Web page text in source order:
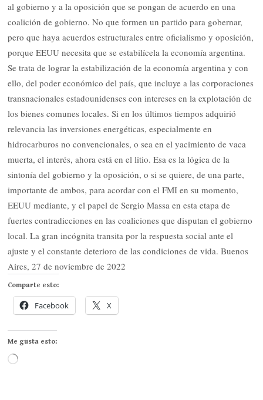
al gobierno y a la oposición que se pongan de acuerdo en una
coalición de gobierno. No que formen un partido para gobernar,
pero que haya acuerdos estructurales entre oficialismo y oposición,
porque EEUU necesita que se estabilícela la economía argentina.
Se trata de lograr la estabilización de la economía argentina y con
ello, del poder económico del país, que incluye a las corporaciones
transnacionales estadounidenses con intereses en la explotación de
los bienes comunes locales. Si en los últimos tiempos adquirió
relevancia las inversiones energéticas, especialmente en
hidrocarburos no convencionales, o sea en el yacimiento de vaca
muerta, el interés, ahora está en el litio. Esa es la lógica de la
sintonía del gobierno y la oposición, o si se quiere, de una parte,
importante de ambos, para acordar con el FMI en su momento,
EEUU mediante, y el papel de Sergio Massa en esta etapa de
fuertes contradicciones en las coaliciones que disputan el gobierno
local. La gran incógnita transita por la respuesta social ante el
ajuste y el constante deterioro de las condiciones de vida. Buenos
Aires, 27 de noviembre de 2022
Comparte esto:
Facebook X
Me gusta esto:
Cargando...